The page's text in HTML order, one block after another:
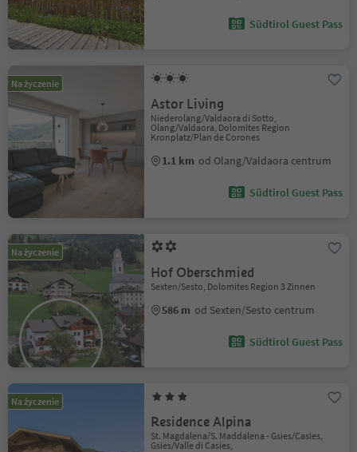
Südtirol Guest Pass
Na życzenie
Astor Living
Niederolang/Valdaora di Sotto,
Olang/Valdaora, Dolomites Region
Kronplatz/Plan de Corones
1.1 km od Olang/Valdaora centrum
Südtirol Guest Pass
Na życzenie
Hof Oberschmied
Sexten/Sesto, Dolomites Region 3 Zinnen
586 m od Sexten/Sesto centrum
Südtirol Guest Pass
Na życzenie
Residence Alpina
St. Magdalena/S. Maddalena - Gsies/Casies,
Gsies/Valle di Casies,